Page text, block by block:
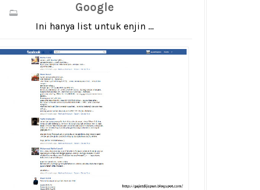
Google
Ini hanya list untuk enjin ...